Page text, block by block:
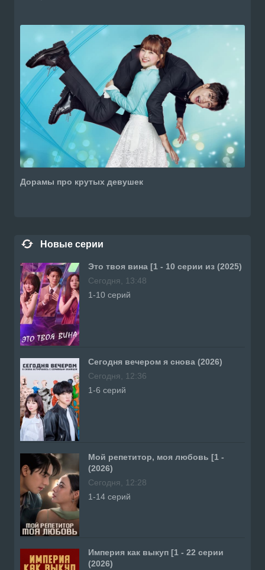
Дорамы про крутых девушек
Новые серии
Это твоя вина [1 - 10 серии из (2025)
Сегодня, 13:48
1-10 серий
Сегодня вечером я снова (2026)
Сегодня, 12:36
1-6 серий
Мой репетитор, моя любовь [1 -
(2026)
Сегодня, 12:28
1-14 серий
Империя как выкуп [1 - 22 серии
(2026)